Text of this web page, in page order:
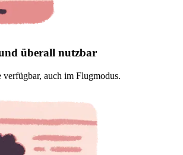
überall nutzbar
verfügbar, auch im Flugmodus.